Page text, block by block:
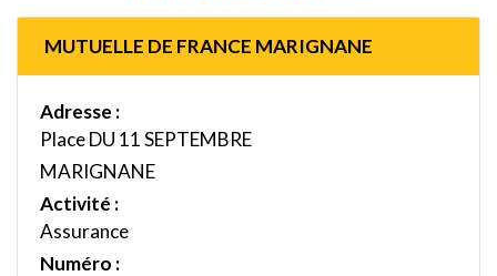
MUTUELLE DE FRANCE MARIGNANE
Adresse :
Place DU 11 SEPTEMBRE
MARIGNANE
Activité :
Assurance
Numéro :